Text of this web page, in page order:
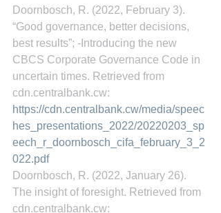
Doornbosch, R. (2022, February 3).
“Good governance, better decisions,
best results”; -Introducing the new
CBCS Corporate Governance Code in
uncertain times. Retrieved from
cdn.centralbank.cw:
https://cdn.centralbank.cw/media/speec
hes_presentations_2022/20220203_sp
eech_r_doornbosch_cifa_february_3_2
022.pdf
Doornbosch, R. (2022, January 26).
The insight of foresight. Retrieved from
cdn.centralbank.cw: